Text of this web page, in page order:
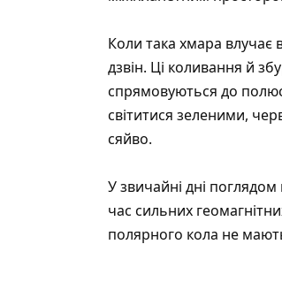
Коли така хмара влучає
дзвін. Ці коливання й
спрямовуються до
світитися зеленими,
сяйво.
У звичайні дні
час сильних
полярного кола не